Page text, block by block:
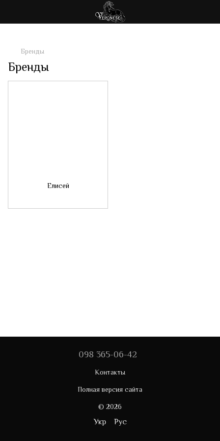
Бренды
Бренды
Елисей
098 365-06-42
Контакты
Полная версия сайта
© 2026
Укр Рус